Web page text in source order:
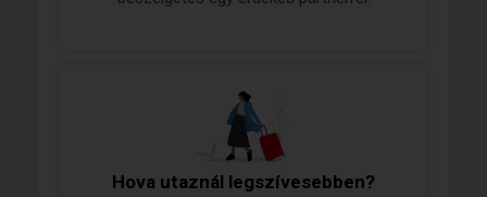
Hova utaznál legszívesebben?